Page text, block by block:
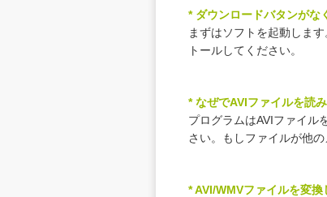
* ダウンロードバタンがな
まずはソフトを起動しま
トールしてください。
* なぜでAVIファイルを読
プログラムはAVIファイル
さい。もしファイルが他
* AVI/WMVファイルを変